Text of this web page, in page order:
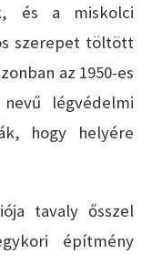
és a miskolci
szerepet töltött
az 1950-es
légvédelmi
hogy helyére
tavaly ősszel
építmény